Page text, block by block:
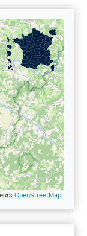
OpenStreetMap